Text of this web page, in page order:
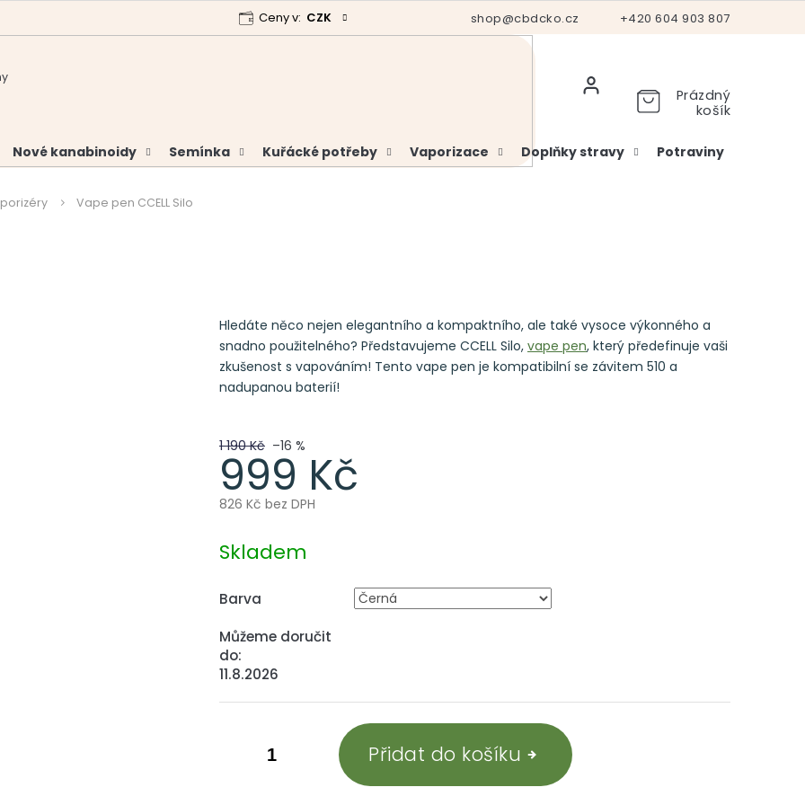
+420 604 903 807
shop@cbdcko.cz
Analýzy a certifikáty Hodnocení obchodu Vrácení a reklamace
Ceny v: CZK
Prázdný
košík
Nové kanabinoidy Semínka Kuřácké potřeby Vaporizace Doplňky stravy Potraviny
Vape pen CCELL Silo
1 190 Kč –16 %
999 Kč
826 Kč bez DPH
cena:
Skladem
Barva
Můžeme doručit
do:
11.8.2026
Přidat do košíku
Hledáte něco nejen elegantního a kompaktního, ale také vysoce výkonného a
snadno použitelného? Představujeme CCELL Silo, vape pen, který předefinuje vaši
zkušenost s vapováním! Tento vape pen je kompatibilní se závitem 510 a
nadupanou baterií!